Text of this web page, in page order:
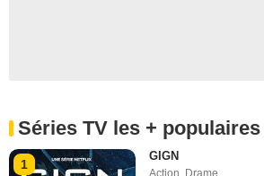
Séries TV les + populaires
1
GIGN
Action Drame